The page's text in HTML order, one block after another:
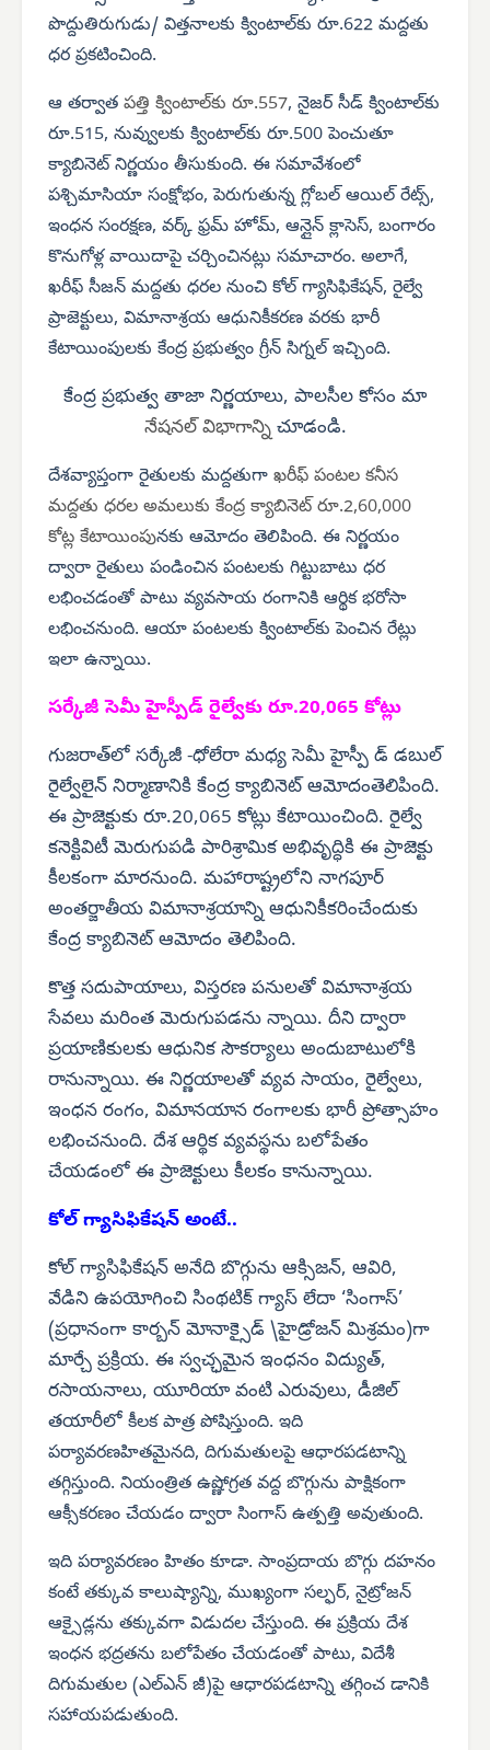
పొద్దుతిరుగుడు/ విత్తనాలకు క్వింటాల్‌కు రూ.622 మద్దతు
ధర ప్రకటించింది.
ఆ తర్వాత పత్తి క్వింటాల్‌కు రూ.557, నైజర్ సీడ్ క్వింటాల్‌కు
రూ.515, నువ్వులకు క్వింటాల్‌కు రూ.500 పెంచుతూ
క్యాబినెట్ నిర్ణయం తీసుకుంది. ఈ సమావేశంలో
పశ్చిమాసియా సంక్షోభం, పెరుగుతున్న గ్లోబల్ ఆయిల్ రేట్స్,
ఇంధన సంరక్షణ, వర్క్ ఫ్రమ్ హోమ్, ఆన్లైన్ క్లాసెస్, బంగారం
కొనుగోళ్ల వాయిదాపై చర్చించినట్లు సమాచారం. అలాగే,
ఖరీఫ్ సీజన్ మద్దతు ధరల నుంచి కోల్ గ్యాసిఫికేషన్, రైల్వే
ప్రాజెక్టులు, విమానాశ్రయ ఆధునికీకరణ వరకు భారీ
కేటాయింపులకు కేంద్ర ప్రభుత్వం గ్రీన్ సిగ్నల్ ఇచ్చింది.
కేంద్ర ప్రభుత్వ తాజా నిర్ణయాలు, పాలసీల కోసం మా
నేషనల్ విభాగాన్నిచూడండి.
దేశవ్యాప్తంగా రైతులకు మద్దతుగా ఖరీఫ్ పంటల కనీస
మద్దతు ధరల అమలుకు కేంద్ర క్యాబినెట్ రూ.2,60,000
కోట్ల కేటాయింపునకు ఆమోదం తెలిపింది. ఈ నిర్ణయం
ద్వారా రైతులు పండించిన పంటలకు గిట్టుబాటు ధర
లభించడంతో పాటు వ్యవసాయ రంగానికి ఆర్థిక భరోసా
లభించనుంది. ఆయా పంటలకు క్వింటాల్‌కు పెంచిన రేట్లు
ఇలా ఉన్నాయి.
సర్కేజీ సెమీ హైస్పీడ్ రైల్వేకు రూ.20,065 కోట్లు
గుజరాత్‌లో సర్కేజీ -ధోలేరా మధ్య సెమీ హైస్పీ డ్ డబుల్
రైల్వేలైన్ నిర్మాణానికి కేంద్ర క్యాబినెట్ ఆమోదంతెలిపింది.
ఈ ప్రాజెక్టుకు రూ.20,065 కోట్లు కేటాయించింది. రైల్వే
కనెక్టివిటీ మెరుగుపడి పారిశ్రామిక అభివృద్ధికి ఈ ప్రాజెక్టు
కీలకంగా మారనుంది. మహారాష్ట్రలోని నాగపూర్
అంతర్జాతీయ విమానాశ్రయాన్ని ఆధునికీకరించేందుకు
కేంద్ర క్యాబినెట్ ఆమోదం తెలిపింది.
కొత్త సదుపాయాలు, విస్తరణ పనులతో విమానాశ్రయ
సేవలు మరింత మెరుగుపడను న్నాయి. దీని ద్వారా
ప్రయాణికులకు ఆధునిక సౌకర్యాలు అందుబాటులోకి
రానున్నాయి. ఈ నిర్ణయాలతో వ్యవ సాయం, రైల్వేలు,
ఇంధన రంగం, విమానయాన రంగాలకు భారీ ప్రోత్సాహం
లభించనుంది. దేశ ఆర్థిక వ్యవస్థను బలోపేతం
చేయడంలో ఈ ప్రాజెక్టులు కీలకం కానున్నాయి.
కోల్ గ్యాసిఫికేషన్ అంటే..
కోల్ గ్యాసిఫికేషన్ అనేది బొగ్గును ఆక్సిజన్, ఆవిరి,
వేడిని ఉపయోగించి సింథటిక్ గ్యాస్ లేదా ‘సింగాస్’
(ప్రధానంగా కార్బన్ మోనాక్సైడ్ \హైడ్రోజన్ మిశ్రమం)గా
మార్చే ప్రక్రియ. ఈ స్వచ్ఛమైన ఇంధనం విద్యుత్,
రసాయనాలు, యూరియా వంటి ఎరువులు, డీజిల్
తయారీలో కీలక పాత్ర పోషిస్తుంది. ఇది
పర్యావరణహితమైనది, దిగుమతులపై ఆధారపడటాన్ని
తగ్గిస్తుంది. నియంత్రిత ఉష్ణోగ్రత వద్ద బొగ్గును పాక్షికంగా
ఆక్సీకరణం చేయడం ద్వారా సింగాస్ ఉత్పత్తి అవుతుంది.
ఇది పర్యావరణం హితం కూడా. సాంప్రదాయ బొగ్గు దహనం
కంటే తక్కువ కాలుష్యాన్ని, ముఖ్యంగా సల్ఫర్, నైట్రోజన్
ఆక్సైడ్లను తక్కువగా విడుదల చేస్తుంది. ఈ ప్రక్రియ దేశ
ఇంధన భద్రతను బలోపేతం చేయడంతో పాటు, విదేశీ
దిగుమతుల (ఎల్‌ఎన్ జీ)పై ఆధారపడటాన్ని తగ్గించ డానికి
సహాయపడుతుంది.